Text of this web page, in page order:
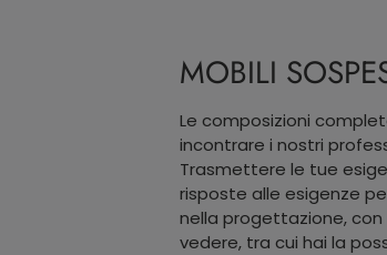
MOBILI
Le composizioni
incontrare i nostri
Trasmettere le tue
risposte alle esigenze
nella progettazione,
vedere, tra cui hai la